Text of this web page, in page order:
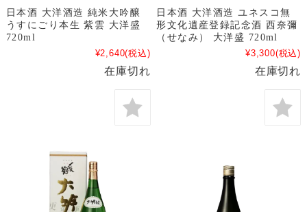
日本酒 大洋酒造 純米大吟醸
うすにごり本生 紫雲 大洋盛
720ml
¥2,640(税込)
在庫切れ
日本酒 大洋酒造 ユネスコ無
形文化遺産登録記念酒 西奈彌
（せなみ） 大洋盛 720ml
¥3,300(税込)
在庫切れ